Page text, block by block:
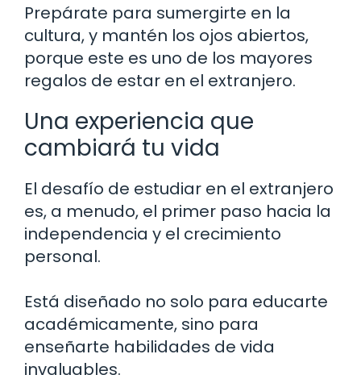
Prepárate para sumergirte en la
cultura, y mantén los ojos abiertos,
porque este es uno de los mayores
regalos de estar en el extranjero.
Una experiencia que
cambiará tu vida
El desafío de estudiar en el extranjero
es, a menudo, el primer paso hacia la
independencia y el crecimiento
personal.
Está diseñado no solo para educarte
académicamente, sino para
enseñarte habilidades de vida
invaluables.